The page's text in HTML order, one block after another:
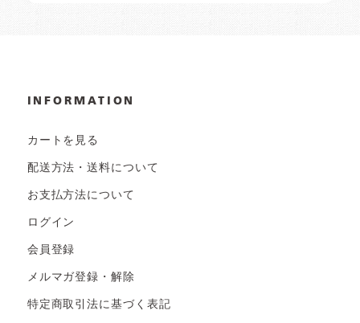
INFORMATION
カートを見る
配送方法・送料について
お支払方法について
ログイン
会員登録
メルマガ登録・解除
特定商取引法に基づく表記